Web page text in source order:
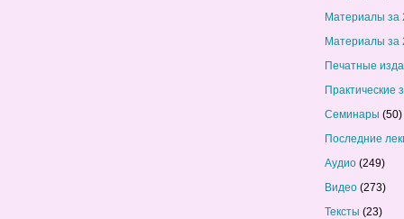
Материалы за
Материалы за
Печатные
Практические
Семинары (50)
Последние
Аудио (249)
Видео (273)
Тексты (23)